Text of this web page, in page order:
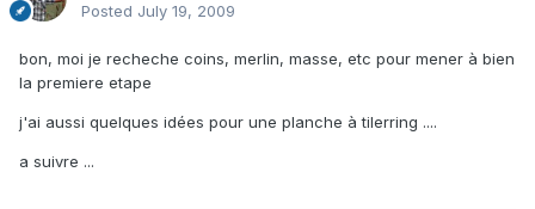
Posted July 19, 2009
bon, moi je recheche coins, merlin, masse, etc pour mener à bien
la premiere etape
j'ai aussi quelques idées pour une planche à tilerring ....
a suivre ...